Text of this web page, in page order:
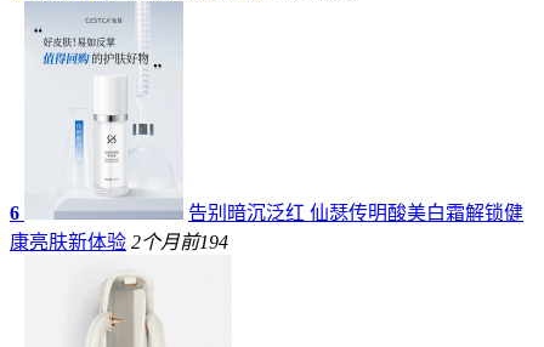
6
告别暗沉泛红 仙瑟传明酸美白霜解锁健
康亮肤新体验 2个月前194